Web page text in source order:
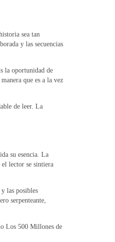
sea tan
y las secuencias
la oportunidad de
que es a la vez
de leer. La
su esencia. La
lector se sintiera
las posibles
serpenteante,
Los 500 Millones de